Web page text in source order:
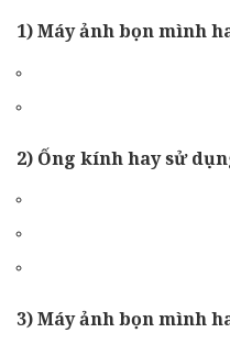
1) Máy ảnh bọn mình
2) Ống kính hay sử
3) Máy ảnh bọn mình